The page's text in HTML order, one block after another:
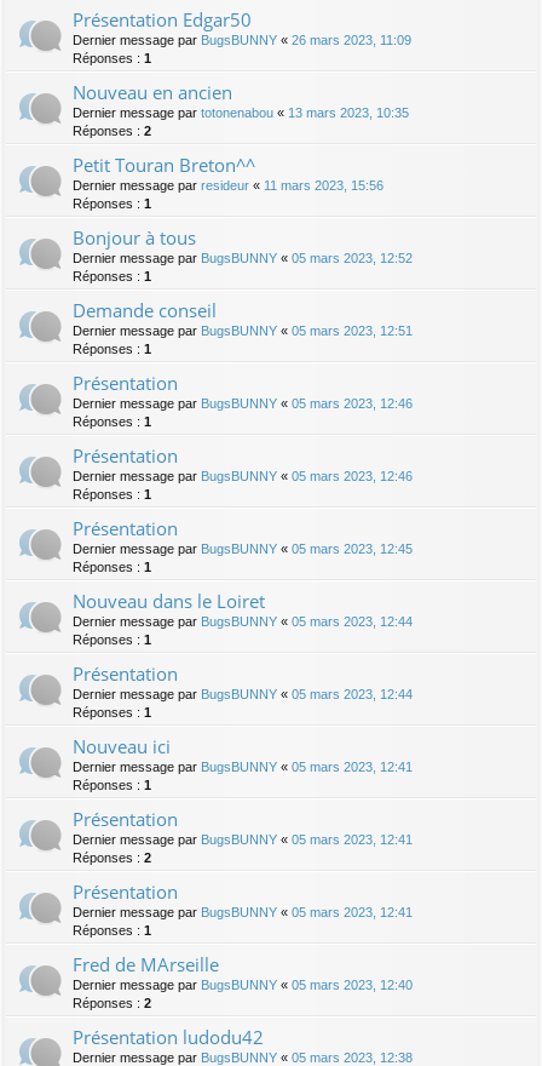
Présentation Edgar50
Dernier message par BugsBUNNY « 26 mars 2023, 11:09
Réponses : 1
Nouveau en ancien
Dernier message par totonenabou « 13 mars 2023, 10:35
Réponses : 2
Petit Touran Breton^^
Dernier message par resideur « 11 mars 2023, 15:56
Réponses : 1
Bonjour à tous
Dernier message par BugsBUNNY « 05 mars 2023, 12:52
Réponses : 1
Demande conseil
Dernier message par BugsBUNNY « 05 mars 2023, 12:51
Réponses : 1
Présentation
Dernier message par BugsBUNNY « 05 mars 2023, 12:46
Réponses : 1
Présentation
Dernier message par BugsBUNNY « 05 mars 2023, 12:46
Réponses : 1
Présentation
Dernier message par BugsBUNNY « 05 mars 2023, 12:45
Réponses : 1
Nouveau dans le Loiret
Dernier message par BugsBUNNY « 05 mars 2023, 12:44
Réponses : 1
Présentation
Dernier message par BugsBUNNY « 05 mars 2023, 12:44
Réponses : 1
Nouveau ici
Dernier message par BugsBUNNY « 05 mars 2023, 12:41
Réponses : 1
Présentation
Dernier message par BugsBUNNY « 05 mars 2023, 12:41
Réponses : 2
Présentation
Dernier message par BugsBUNNY « 05 mars 2023, 12:41
Réponses : 1
Fred de MArseille
Dernier message par BugsBUNNY « 05 mars 2023, 12:40
Réponses : 2
Présentation ludodu42
Dernier message par BugsBUNNY « 05 mars 2023, 12:38